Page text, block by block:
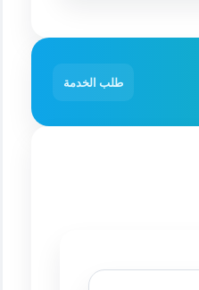
طلب الخدمة